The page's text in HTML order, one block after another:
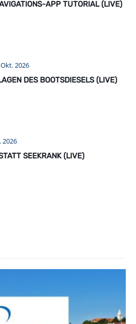
APP TUTORIAL (LIVE)
2026
DES BOOTSDIESELS (LIVE)
2026
SEEKRANK (LIVE)